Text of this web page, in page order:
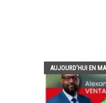
AUJOURD'HUI EN